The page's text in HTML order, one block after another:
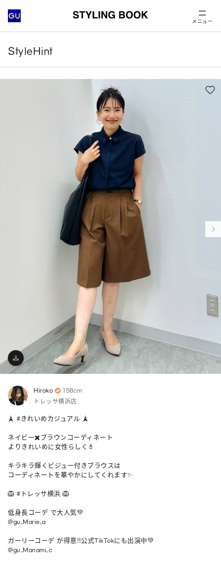
メニュー
StyleHint
Hiroko 158cm
トレッサ横浜店
🗼 #きれいめカジュアル 🗼
ネイビー✖️ブラウンコーディネート
よりきれいめに女性らしく💄
キラキラ輝くビジュー付きブラウスは
コーディネートを華やかにしてくれます✨
🦁 #トレッサ横浜 🦁
低身長コーデ で大人気💚
@gu_Marie_a
ガーリーコーデ が得意‼︎公式TikTokにも出演中💚
@gu_Manami_c